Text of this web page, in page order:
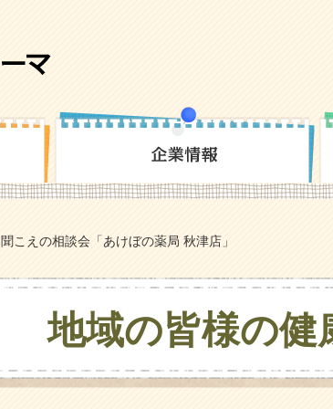
聞こえの相談会「あけぼの薬局 秋津店」
地域の皆様の健